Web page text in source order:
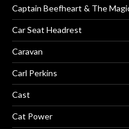
Captain Beefheart & The
Car Seat Headrest
Caravan
Carl Perkins
Cast
Cat Power